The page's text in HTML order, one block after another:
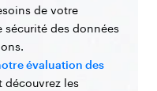
de votre
des données
évaluation des
découvrez les